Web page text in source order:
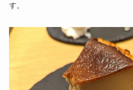
す。